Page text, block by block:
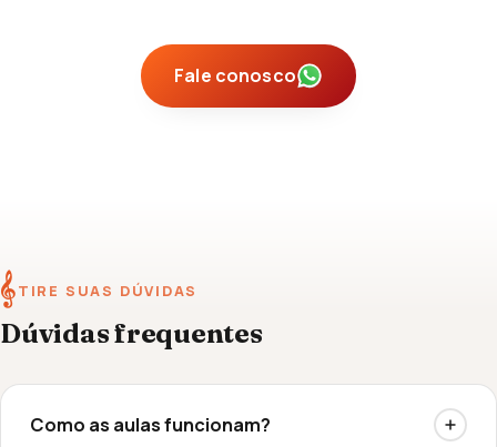
Fale conosco
𝄞TIRE SUAS DÚVIDAS
Dúvidas frequentes
Como as aulas funcionam?